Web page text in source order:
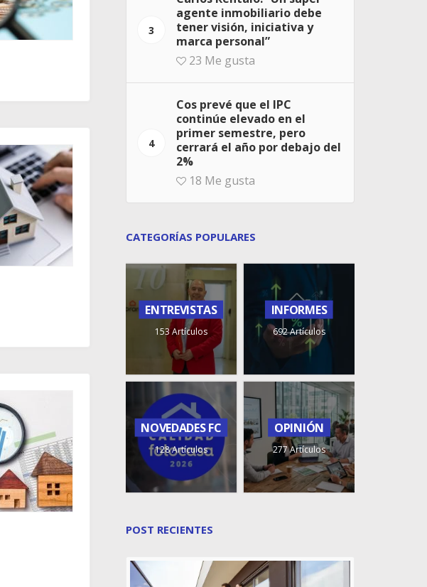
3
agente inmobiliario debe
tener visión, iniciativa y
marca personal”
23 Me gusta
4
Cos prevé que el IPC
continúe elevado en el
primer semestre, pero
cerrará el año por debajo del
2%
18 Me gusta
CATEGORÍAS POPULARES
ENTREVISTAS
153 Artículos
INFORMES
692 Artículos
NOVEDADES FC
128 Artículos
OPINIÓN
277 Artículos
POST RECIENTES